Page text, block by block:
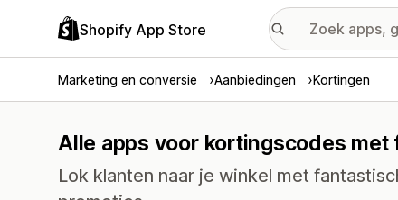
Shopify App Store
Marketing en conversie Aanbiedingen Kortingen
Alle apps voor kortingscodes
Lok klanten naar je winkel met